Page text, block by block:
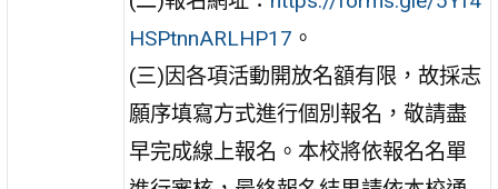
HSPtnnARLHP17 。
(三)因各項活動開放名額有限，故採志
願序填寫方式進行個別報名，敬請盡
早完成線上報名。本校將依報名名單